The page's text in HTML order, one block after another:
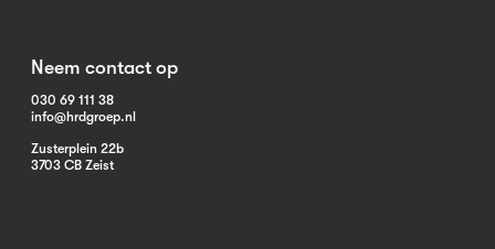
Neem contact op
030 69 111 38
info@hrdgroep.nl
Zusterplein 22b
3703 CB Zeist